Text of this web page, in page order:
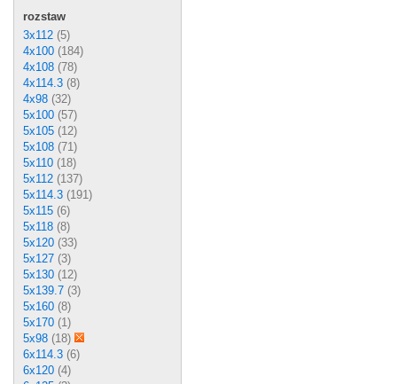
rozstaw
3x112 (5)
4x100 (184)
4x108 (78)
4x114.3 (8)
4x98 (32)
5x100 (57)
5x105 (12)
5x108 (71)
5x110 (18)
5x112 (137)
5x114.3 (191)
5x115 (6)
5x118 (8)
5x120 (33)
5x127 (3)
5x130 (12)
5x139.7 (3)
5x160 (8)
5x170 (1)
5x98 (18)
6x114.3 (6)
6x120 (4)